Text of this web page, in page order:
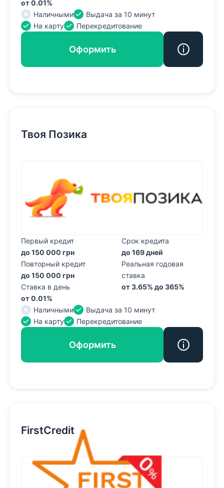
от 0.01%
Наличными
Выдача за 10 минут
На карту
Перекредитование
Оформить
Твоя Позика
Первый кредит
до 150 000 грн
Повторный кредит
до 150 000 грн
Ставка в день
от 0.01%
Срок кредита
до 169 дней
Реальная годовая
ставка
от 3.65% до 365%
Наличными
Выдача за 10 минут
На карту
Перекредитование
Оформить
FirstCredit